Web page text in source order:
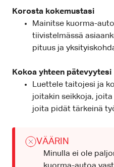
Korosta kokemustasi
Mainitse kuorma-
tiivistelmässä
pituus ja
Kokoa yhteen pätevyytesi
Luettele taitojesi ja
joitakin seikkoja,
joita pidät tärkeinä
VÄÄRIN
Minulla ei ole